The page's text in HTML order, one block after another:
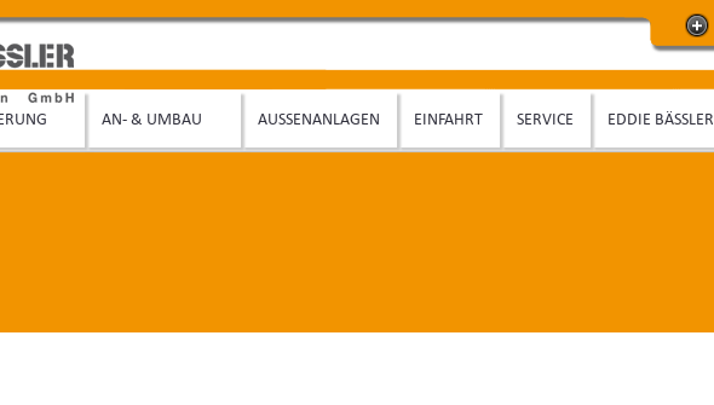
AN- & UMBAU AUSSENANLAGEN EINFAHRT SERVICE EDDIE BÄSSLER